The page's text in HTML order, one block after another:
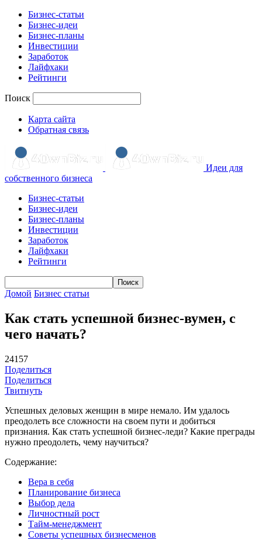
Бизнес-статьи
Бизнес-идеи
Бизнес-планы
Инвестиции
Заработок
Лайфхаки
Рейтинги
Поиск
Карта сайта
Обратная связь
Идеи для
собственного бизнеса
Бизнес-статьи
Бизнес-идеи
Бизнес-планы
Инвестиции
Заработок
Лайфхаки
Рейтинги
Домой Бизнес статьи
Как стать успешной бизнес-вумен, с
чего начать?
24157
Поделиться
Поделиться
Твитнуть
Успешных деловых женщин в мире немало. Им удалось
преодолеть все сложности на своем пути и добиться
признания. Как стать успешной бизнес-леди? Какие преграды
нужно преодолеть, чему научиться?
Содержание:
Вера в себя
Планирование бизнеса
Выбор дела
Личностный рост
Тайм-менеджмент
Советы успешных бизнесменов